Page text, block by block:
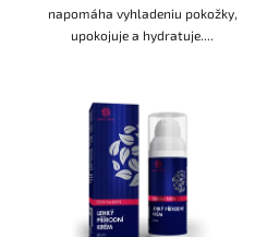
napomáha vyhladeniu pokožky,
upokojuje a hydratuje....